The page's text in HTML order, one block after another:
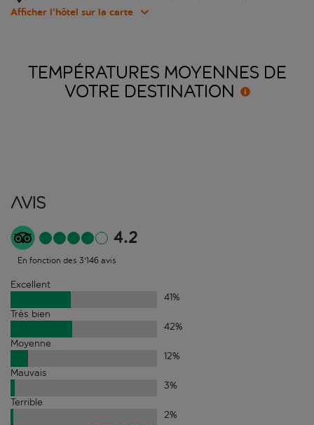
Afficher l’hôtel sur la carte
TEMPÉRATURES MOYENNES DE
VOTRE DESTINATION
Avis
4.2
En fonction des 3'146 avis
Excellent
41%
Très bien
42%
Moyenne
12%
Mauvais
3%
Terrible
2%